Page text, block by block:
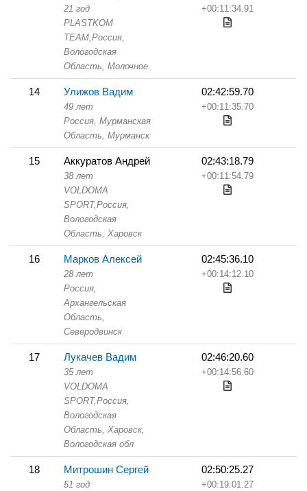
21 год
PLASTKOM
TEAM,Россия,
Вологодская
Область, Молочное
+00:11:34.91
14 Улижов Вадим
49 лет
Россия, Мурманская
Область, Мурманск
02:42:59.70
+00:11:35.70
15 Аккуратов Андрей
38 лет
VOLDOMA
SPORT,Россия,
Вологодская
Область, Харовск
02:43:18.79
+00:11:54.79
16 Марков Алексей
28 лет
Россия,
Архангельская
Область,
Северодвинск
02:45:36.10
+00:14:12.10
17 Лукачев Вадим
35 лет
VOLDOMA
SPORT,Россия,
Вологодская
Область, Харовск,
Вологодская обл
02:46:20.60
+00:14:56.60
18 Митрошин Сергей
51 год
02:50:25.27
+00:19:01.27